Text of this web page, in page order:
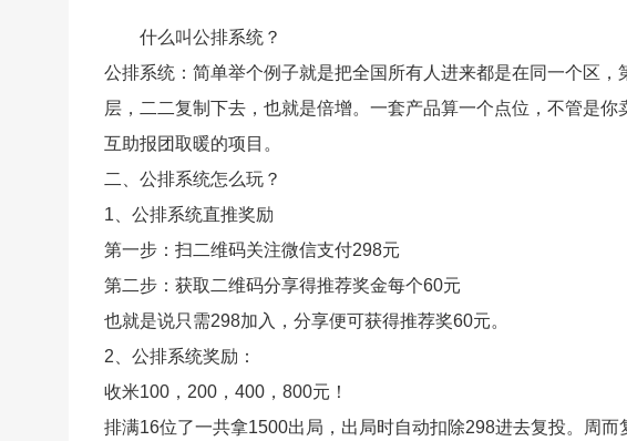
什么叫公排系统？
公排系统：简单举个例子就是把全国所有人进来都是在同一个区
层，二二复制下去，也就是倍增。一套产品算一个点位，不管是
互助报团取暖的项目。
二、公排系统怎么玩？
1、公排系统直推奖励
第一步：扫二维码关注微信支付298元
第二步：获取二维码分享得推荐奖金每个60元
也就是说只需298加入，分享便可获得推荐奖60元。
2、公排系统奖励：
收米100，200，400，800元！
排满16位了一共拿1500出局，出局时自动扣除298进去复投。周